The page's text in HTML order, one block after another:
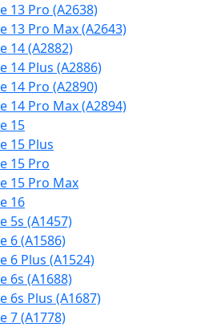
13 Pro (A2638)
13 Pro Max (A2643)
14 (A2882)
14 Plus (A2886)
14 Pro (A2890)
14 Pro Max (A2894)
15
15 Plus
15 Pro
15 Pro Max
16
5s (A1457)
6 (A1586)
6 Plus (A1524)
6s (A1688)
6s Plus (A1687)
7 (A1778)